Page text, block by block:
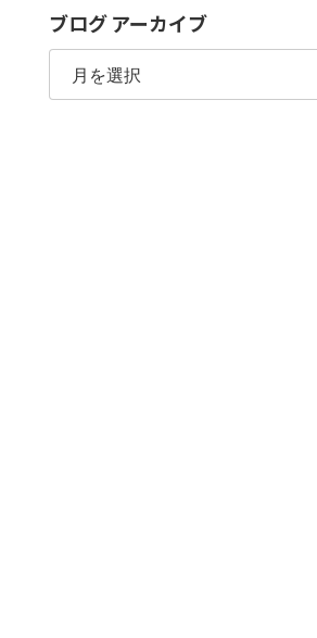
ブログ アーカイブ
ブ
グ